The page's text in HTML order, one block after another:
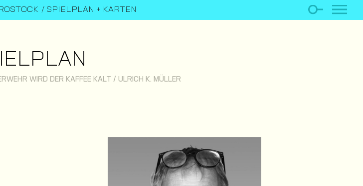
ROSTOCK SPIELPLAN + KARTEN
WIRD DER KAFFEE KALT / ULRICH K. MÜLLER